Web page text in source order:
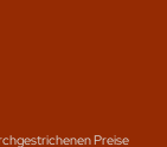
Preise